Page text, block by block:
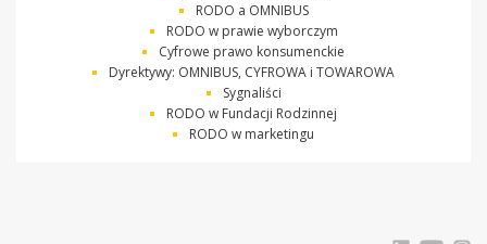
RODO a OMNIBUS
RODO w prawie wyborczym
Cyfrowe prawo konsumenckie
Dyrektywy: OMNIBUS, CYFROWA i TOWAROWA
Sygnaliści
RODO w Fundacji Rodzinnej
RODO w marketingu